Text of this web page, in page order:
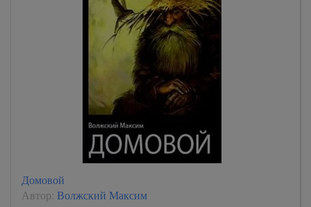
Домовой
Автор: Волжский Максим